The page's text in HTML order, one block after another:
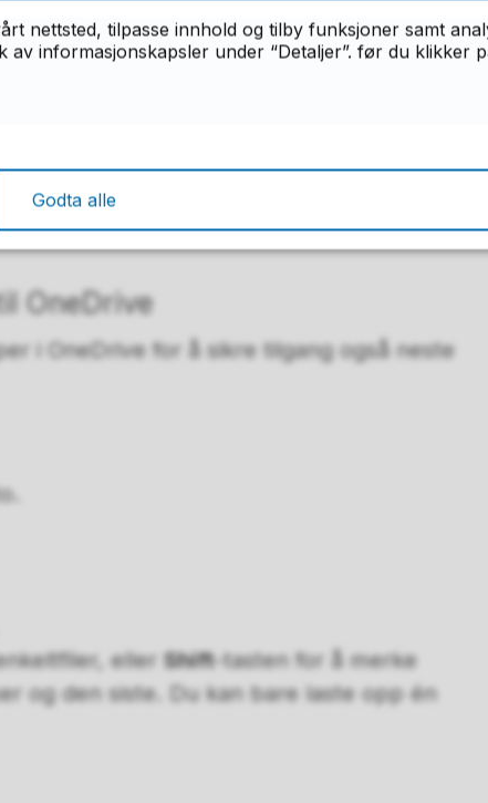
blir alt på kontoen eksportert:
(PST) skal lagres på. Skriv inn et
filen med et
OneDrive
i OneDrive for å sikre tilgang også neste
eller Shift-tasten for å merke
og den siste. Du kan bare laste opp én
nettsted, tilpasse innhold og tilby funksjoner samt
informasjonskapsler under “Detaljer”. før du klikker
Godta alle